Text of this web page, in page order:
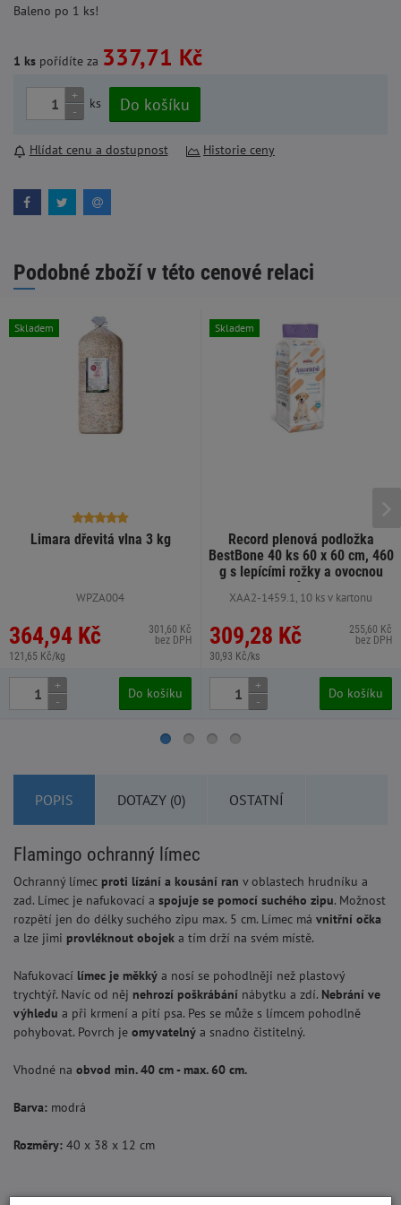
Baleno po 1 ks!
1 ks pořídíte za 337,71 Kč
+
-
ks Do košíku
Hlídat cenu a dostupnost Historie ceny
Podobné zboží v této cenové relaci
Limara dřevitá vlna 3 kg
WPZA004
364,94 Kč
121,65 Kč/kg
301,60 Kč
bez DPH
Skladem
+
-
Do košíku
Record plenová podložka
BestBone 40 ks 60 x 60 cm, 460
g s lepícími rožky a ovocnou
vůní
XAA2-1459.1, 10 ks v kartonu
309,28 Kč
30,93 Kč/ks
255,60 Kč
bez DPH
Skladem
+
-
Do košíku
POPIS DOTAZY (0) OSTATNÍ
Flamingo ochranný límec
Ochranný límec proti lízání a kousání ran v oblastech hrudníku a
zad. Límec je nafukovací a spojuje se pomocí suchého zipu. Možnost
rozpětí jen do délky suchého zipu max. 5 cm. Límec má vnitřní očka
a lze jimi provléknout obojek a tím drží na svém místě.
Nafukovací límec je měkký a nosí se pohodlněji než plastový
trychtýř. Navíc od něj nehrozí poškrábání nábytku a zdí. Nebrání ve
výhledu a při krmení a pití psa. Pes se může s límcem pohodlně
pohybovat. Povrch je omyvatelný a snadno čistitelný.
Vhodné na obvod min. 40 cm - max. 60 cm.
Barva: modrá
Rozměry: 40 x 38 x 12 cm